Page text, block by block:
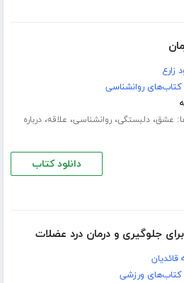
زارع
کتاب‌های روانشناسی
عشق،دلبستگی،روانشناسی، علاقه،درباره
دانلود کتاب
جلوگیری و درمان درد عضلات
قائدیان
کتاب‌های ورزشی